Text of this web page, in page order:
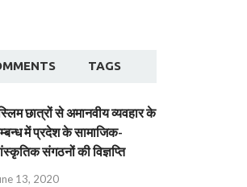
TAGS
छात्रों से अमानवीय व्यवहार के
में प्रदेश के सामाजिक-
संगठनों की विज्ञप्ति
13, 2020